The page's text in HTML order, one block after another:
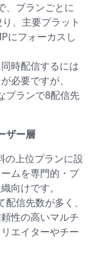
、プランごとに
、主要プラット
にフォーカスし
時配信するには
必要ですが、
プランで8配信先
ザー層
の上位プランに設
ムを専門的・プ
向けです。
信先数が多く、
性の高いマルチ
エイターやチー